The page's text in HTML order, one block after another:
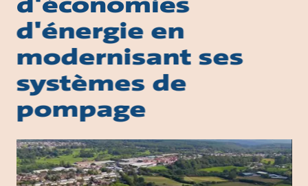
d'énergie en
modernisant ses
systèmes de
pompage